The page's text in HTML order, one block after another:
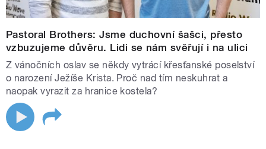
Pastoral Brothers: Jsme duchovní šašci, přesto
vzbuzujeme důvěru. Lidi se nám svěřují i na ulici
Z vánočních oslav se někdy vytrácí křesťanské poselství
o narození Ježíše Krista. Proč nad tím neskuhrat a
naopak vyrazit za hranice kostela?